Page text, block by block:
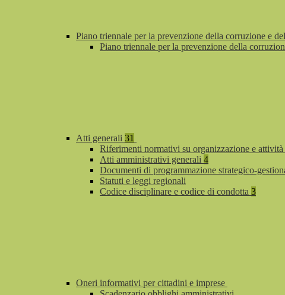
Piano triennale per la prevenzione della corruzione e
Piano triennale per la prevenzione della
Atti generali 31
Riferimenti normativi su organizzazione e attività
Atti amministrativi generali 4
Documenti di programmazione strategico-
Statuti e leggi regionali
Codice disciplinare e codice di condotta 3
Oneri informativi per cittadini e imprese